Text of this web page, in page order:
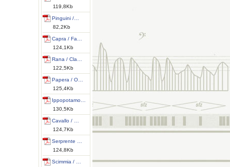
119,8Kb
Pinguini /…
82,2Kb
Capra / Fa…
124,1Kb
Rana / Cla…
122,5Kb
Papera / O…
125,4Kb
Ippopotamo…
130,5Kb
Cavallo / …
124,7Kb
Serprente …
124,8Kb
Scimmia / …